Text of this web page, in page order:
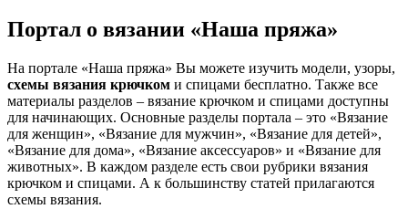
Портал о вязании «Наша пряжа»
На портале «Наша пряжа» Вы можете изучить модели, узоры,
схемы вязания крючком и спицами бесплатно. Также все
материалы разделов – вязание крючком и спицами доступны
для начинающих. Основные разделы портала – это «Вязание
для женщин», «Вязание для мужчин», «Вязание для детей»,
«Вязание для дома», «Вязание аксессуаров» и «Вязание для
животных». В каждом разделе есть свои рубрики вязания
крючком и спицами. А к большинству статей прилагаются
схемы вязания.